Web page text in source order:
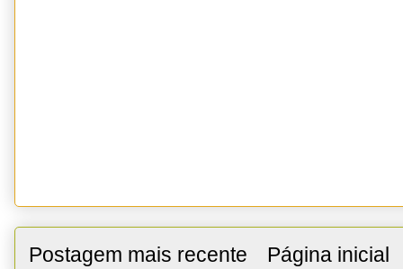
Postagem mais recente Página inicial